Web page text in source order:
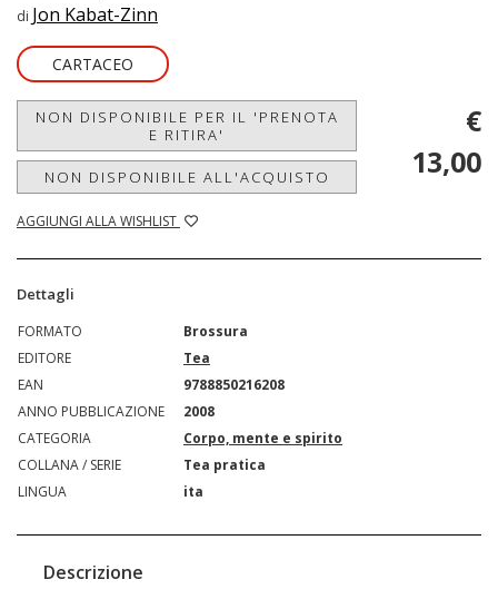
di Jon Kabat-Zinn
CARTACEO
NON DISPONIBILE PER IL 'PRENOTA
E RITIRA'
NON DISPONIBILE ALL'ACQUISTO
AGGIUNGI ALLA WISHLIST
€
13,00
Dettagli
FORMATO
Brossura
EDITORE
Tea
EAN
9788850216208
ANNO PUBBLICAZIONE
2008
CATEGORIA
Corpo, mente e spirito
COLLANA / SERIE
Tea pratica
LINGUA
ita
Descrizione